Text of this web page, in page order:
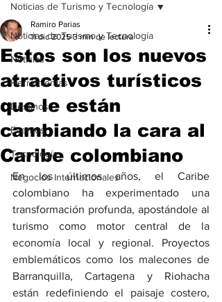
Noticias de Turismo y Tecnología
Noticias
Herramientas
Destinos
Eventos
Tecnología
Negocios Internacionales
Noticias de Turismo y Tecnología
Estos son los nuevos
atractivos turísticos
que le están
cambiando la cara al
Caribe colombiano
Ramiro Parias
11 dic 2025 3 min de lectura
En los últimos años, el Caribe
colombiano ha experimentado una
transformación profunda, apostándole al
turismo como motor central de la
economía local y regional. Proyectos
emblemáticos como los malecones de
Barranquilla, Cartagena y Riohacha
están redefiniendo el paisaje costero,